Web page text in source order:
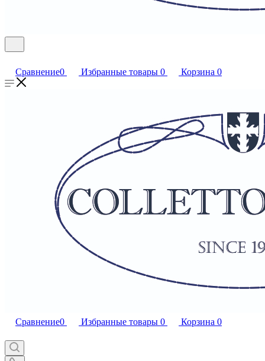
Сравнение0 Избранные товары 0 Корзина 0
Сравнение0 Избранные товары 0 Корзина 0